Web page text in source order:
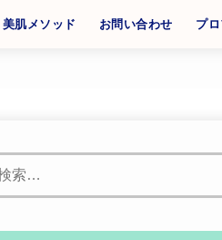
美肌メソッド お問い合わせ プ